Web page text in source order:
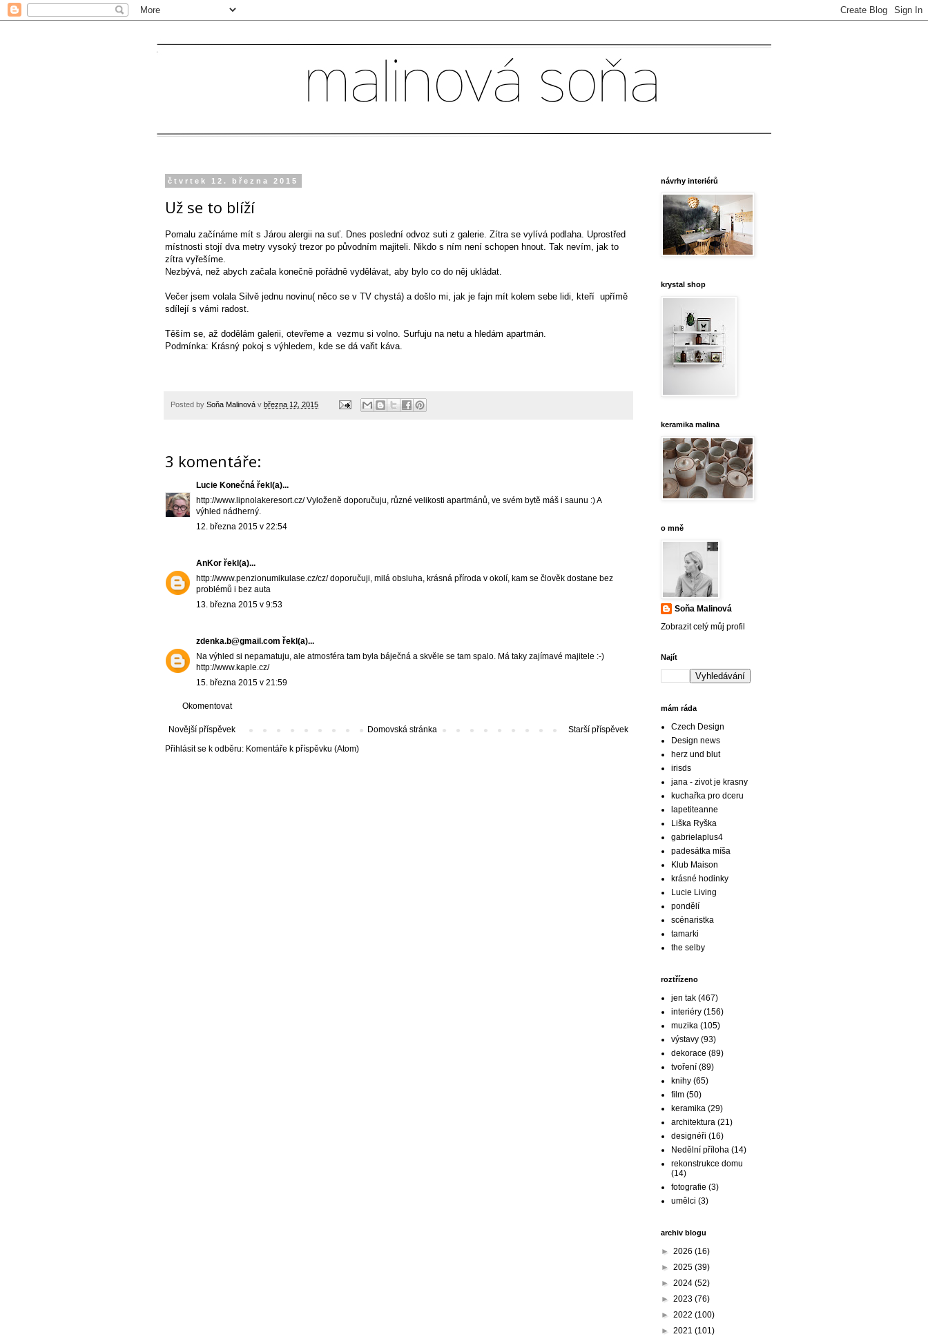
čtvrtek 12. března 2015
Už se to blíží
Pomalu začínáme mít s Járou alergii na suť. Dnes poslední odvoz suti z galerie. Zítra se vylívá podlaha. Uprostřed
místnosti stojí dva metry vysoký trezor po původním majiteli. Nikdo s ním není schopen hnout. Tak nevím, jak to
zítra vyřešíme.
Nezbývá, než abych začala konečně pořádně vydělávat, aby bylo co do něj ukládat.
Večer jsem volala Silvě jednu novinu( něco se v TV chystá) a došlo mi, jak je fajn mít kolem sebe lidi, kteří upřímě
sdílejí s vámi radost.
Těším se, až dodělám galerii, otevřeme a vezmu si volno. Surfuju na netu a hledám apartmán.
Podmínka: Krásný pokoj s výhledem, kde se dá vařit káva.
Posted by Soňa Malinová v března 12, 2015
3 komentáře:
Lucie Konečná řekl(a)...
http://www.lipnolakeresort.cz/ Vyloženě doporučuju, různé velikosti apartmánů, ve svém bytě máš i saunu :) A
výhled nádherný.
12. března 2015 v 22:54
AnKor řekl(a)...
http://www.penzionumikulase.cz/cz/ doporučuji, milá obsluha, krásná příroda v okolí, kam se člověk dostane bez
problémů i bez auta
13. března 2015 v 9:53
zdenka.b@gmail.com řekl(a)...
Na výhled si nepamatuju, ale atmosféra tam byla báječná a skvěle se tam spalo. Má taky zajímavé majitele :-)
http://www.kaple.cz/
15. března 2015 v 21:59
Okomentovat
Novější příspěvek Starší příspěvek
Domovská stránka
Přihlásit se k odběru: Komentáře k příspěvku (Atom)
návrhy interiérů
krystal shop
keramika malina
o mně
Soňa Malinová
Zobrazit celý můj profil
Najít
mám ráda
Czech Design
Design news
herz und blut
irisds
jana - zivot je krasny
kuchařka pro dceru
lapetiteanne
Liška Ryška
gabrielaplus4
padesátka míša
Klub Maison
krásné hodinky
Lucie Living
pondělí
scénaristka
tamarki
the selby
roztřízeno
jen tak (467)
interiéry (156)
muzika (105)
výstavy (93)
dekorace (89)
tvoření (89)
knihy (65)
film (50)
keramika (29)
architektura (21)
designéři (16)
Nedělní příloha (14)
rekonstrukce domu
(14)
fotografie (3)
umělci (3)
archiv blogu
► 2026 (16)
► 2025 (39)
► 2024 (52)
► 2023 (76)
► 2022 (100)
► 2021 (101)